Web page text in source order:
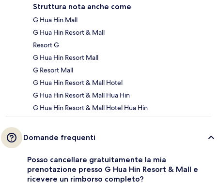
Struttura nota anche come
G Hua Hin Mall
G Hua Hin Resort & Mall
Resort G
G Hua Hin Resort Mall
G Resort Mall
G Hua Hin Resort & Mall Hotel
G Hua Hin Resort & Mall Hua Hin
G Hua Hin Resort & Mall Hotel Hua Hin
Domande frequenti
Posso cancellare gratuitamente la mia
prenotazione presso G Hua Hin Resort & Mall e
ricevere un rimborso completo?